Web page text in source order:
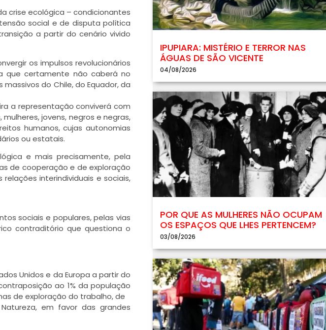
crise ecológica – condicionantes
social e de disputa política
a partir do cenário vivido
os impulsos revolucionários
que certamente não caberá no
do Chile, do Equador, da
a representação conviverá com
jovens, negros e negras,
humanos, cujas autonomias
ou estatais.
e mais precisamente, pela
de cooperação e de exploração
interindividuais e sociais,
sociais e populares, pelas vias
contraditório que questiona o
Unidos e da Europa a partir do
ao 1% da população
de exploração do trabalho, de
em favor das grandes
IPUPIARA: MISTÉRIO E TERROR NAS
ÁGUAS DE SÃO VICENTE
04/08/2026
POR QUE AS MULHERES NÃO OCUPAM
OS ESPAÇOS QUE LHES PERTENCEM?
03/08/2026